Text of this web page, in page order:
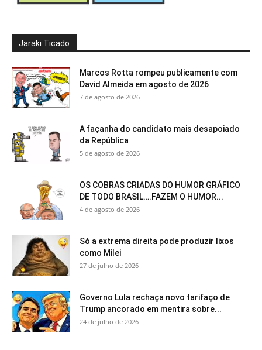
Jaraki Ticado
Marcos Rotta rompeu publicamente com
David Almeida em agosto de 2026
7 de agosto de 2026
A façanha do candidato mais desapoiado
da República
5 de agosto de 2026
OS COBRAS CRIADAS DO HUMOR GRÁFICO
DE TODO BRASIL….FAZEM O HUMOR...
4 de agosto de 2026
Só a extrema direita pode produzir lixos
como Milei
27 de julho de 2026
Governo Lula rechaça novo tarifaço de
Trump ancorado em mentira sobre...
24 de julho de 2026